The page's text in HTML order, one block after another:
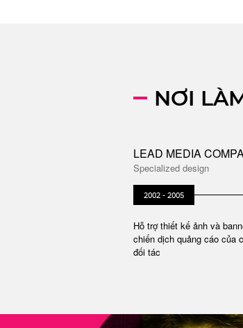
NƠI
LEAD MEDIA
Specialized design
2002 - 2005
Hỗ trợ thiết kế ảnh và
chiến dịch quảng cáo của
đối tác